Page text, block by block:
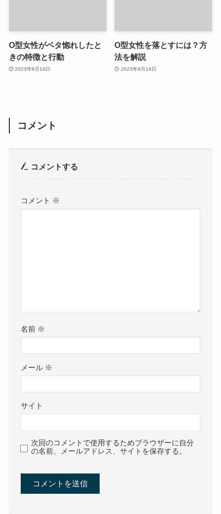
O型女性がベタ惚れしたと
きの特徴と行動
2023年8月14日
O型女性を落とすには？方
法を解説
2023年8月14日
コメント
コメントする
コメント ※
名前 ※
メール ※
サイト
次回のコメントで使用するためブラウザーに自分
の名前、メールアドレス、サイトを保存する。